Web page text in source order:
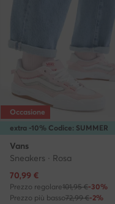
extra -10% Codice: SUMMER
Occasione
Vans
Sneakers · Rosa
Prezzo attuale
70,99 €
Prezzo regolare101,95 €-30%
Prezzo più basso72,99 €-2%